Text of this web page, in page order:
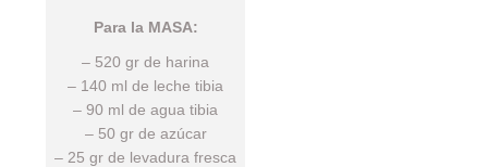
Para la MASA:
– 520 gr de harina
– 140 ml de leche tibia
– 90 ml de agua tibia
– 50 gr de azúcar
– 25 gr de levadura fresca